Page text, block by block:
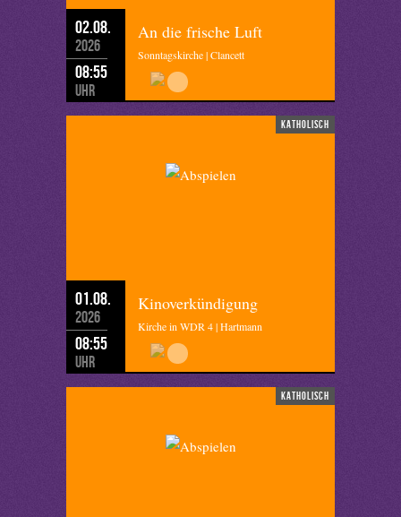
02.08.
2026
08:55
Uhr
An die frische Luft
Sonntagskirche | Clancett
katholisch
01.08.
2026
08:55
Uhr
Kinoverkündigung
Kirche in WDR 4 | Hartmann
katholisch